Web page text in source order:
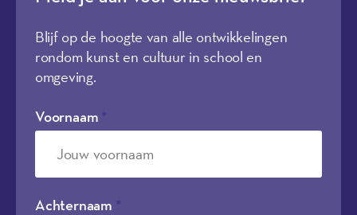
Blijf op de hoogte van alle ontwikkelingen
rondom kunst en cultuur in school en
omgeving.
Voornaam
Achternaam